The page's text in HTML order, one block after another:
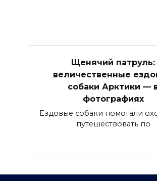
Щенячий патруль:
величественные
собаки Арктики —
фотографиях
Ездовые собаки помогали
путешествовать по